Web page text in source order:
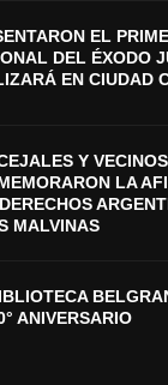
EL
DEL ÉXODO
EN CIUDAD
Y VECINOS
LA
MALVINAS
ANIVERSARIO